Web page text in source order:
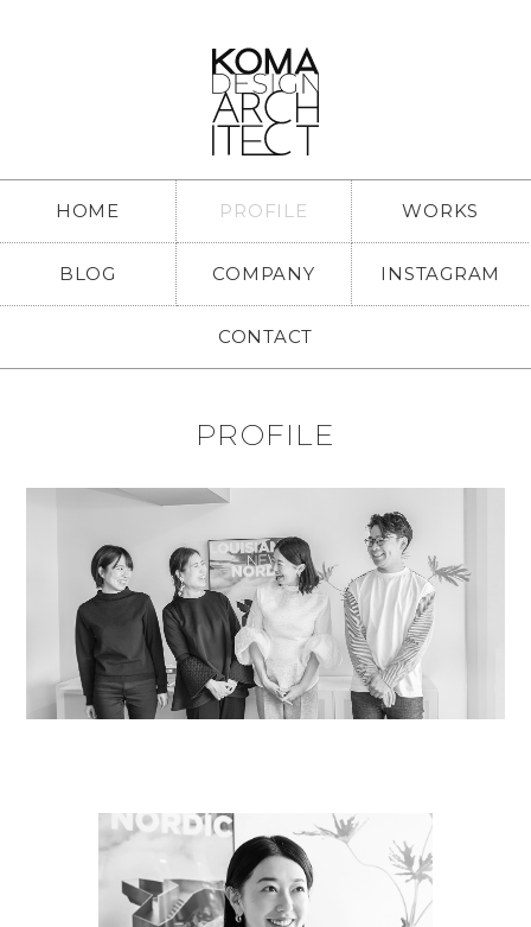
HOME PROFILE WORKS
BLOG COMPANY INSTAGRAM
CONTACT
PROFILE